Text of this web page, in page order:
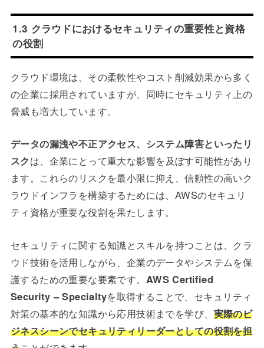
1.3 クラウドにおけるセキュリティの重要性と資格
の役割
クラウド環境は、その柔軟性やコスト削減効果から多く
の企業に採用されていますが、同時にセキュリティ上の
脅威も増大しています。
データの漏洩や不正アクセス、システム障害といったリ
スクは、企業にとって重大な影響を及ぼす可能性があり
ます。これらのリスクを最小限に抑え、信頼性の高いク
ラウドインフラを構築するためには、AWSのセキュリ
ティ資格が重要な役割を果たします。
セキュリティに関する知識とスキルを持つことは、クラ
ウド技術を活用しながら、企業のデータやシステムを保
護するための重要な要素です。 AWS Certified
Security – Specialtyを取得することで、セキュリティ
対策の基本的な知識から応用技術までを学び、 実際のビ
ジネスシーンでセキュリティリーダーとしての役割を担